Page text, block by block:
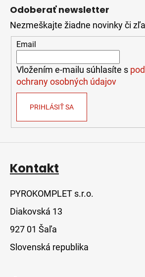
Odoberať newsletter
Nezmeškajte žiadne novinky či
Email
Vložením e-mailu súhlasíte s
ochrany osobných údajov
PRIHLÁSIŤ SA
Kontakt
PYROKOMPLET s.r.o.
Diakovská 13
927 01 Šaľa
Slovenská republika